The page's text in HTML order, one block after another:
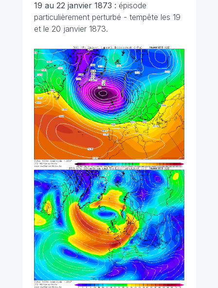
19 au 22 janvier 1873 : épisode
particulièrement perturbé - tempête les 19
et le 20 janvier 1873.